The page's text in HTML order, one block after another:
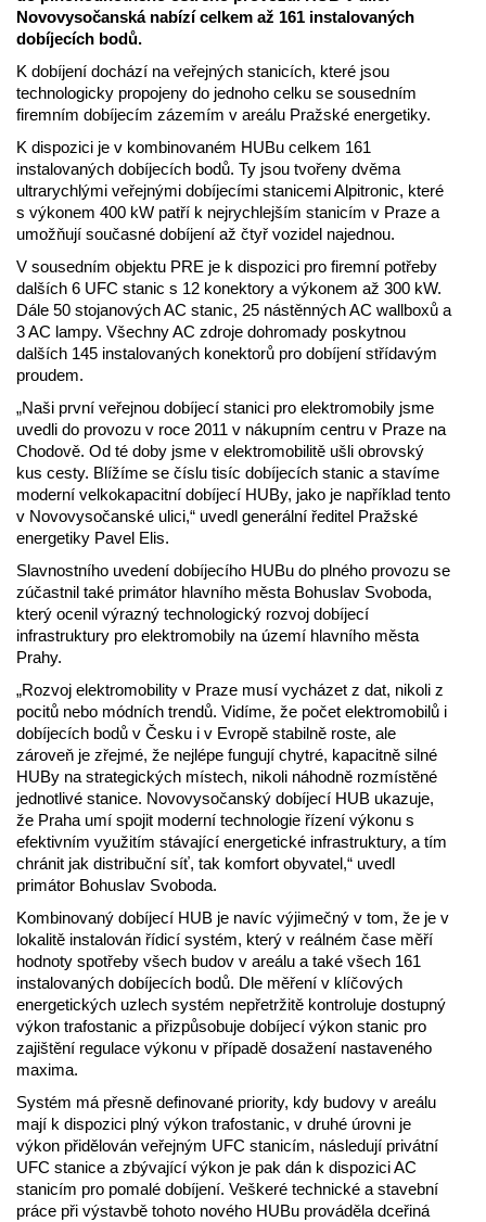
Novovysočanská nabízí celkem až 161 instalovaných
dobíjecích bodů.
K dobíjení dochází na veřejných stanicích, které jsou
technologicky propojeny do jednoho celku se sousedním
firemním dobíjecím zázemím v areálu Pražské energetiky.
K dispozici je v kombinovaném HUBu celkem 161
instalovaných dobíjecích bodů. Ty jsou tvořeny dvěma
ultrarychlými veřejnými dobíjecími stanicemi Alpitronic, které
s výkonem 400 kW patří k nejrychlejším stanicím v Praze a
umožňují současné dobíjení až čtyř vozidel najednou.
V sousedním objektu PRE je k dispozici pro firemní potřeby
dalších 6 UFC stanic s 12 konektory a výkonem až 300 kW.
Dále 50 stojanových AC stanic, 25 nástěnných AC wallboxů a
3 AC lampy. Všechny AC zdroje dohromady poskytnou
dalších 145 instalovaných konektorů pro dobíjení střídavým
proudem.
„Naši první veřejnou dobíjecí stanici pro elektromobily jsme
uvedli do provozu v roce 2011 v nákupním centru v Praze na
Chodově. Od té doby jsme v elektromobilitě ušli obrovský
kus cesty. Blížíme se číslu tisíc dobíjecích stanic a stavíme
moderní velkokapacitní dobíjecí HUBy, jako je například tento
v Novovysočanské ulici,“ uvedl generální ředitel Pražské
energetiky Pavel Elis.
Slavnostního uvedení dobíjecího HUBu do plného provozu se
zúčastnil také primátor hlavního města Bohuslav Svoboda,
který ocenil výrazný technologický rozvoj dobíjecí
infrastruktury pro elektromobily na území hlavního města
Prahy.
„Rozvoj elektromobility v Praze musí vycházet z dat, nikoli z
pocitů nebo módních trendů. Vidíme, že počet elektromobilů i
dobíjecích bodů v Česku i v Evropě stabilně roste, ale
zároveň je zřejmé, že nejlépe fungují chytré, kapacitně silné
HUBy na strategických místech, nikoli náhodně rozmístěné
jednotlivé stanice. Novovysočanský dobíjecí HUB ukazuje,
že Praha umí spojit moderní technologie řízení výkonu s
efektivním využitím stávající energetické infrastruktury, a tím
chránit jak distribuční síť, tak komfort obyvatel,“ uvedl
primátor Bohuslav Svoboda.
Kombinovaný dobíjecí HUB je navíc výjimečný v tom, že je v
lokalitě instalován řídicí systém, který v reálném čase měří
hodnoty spotřeby všech budov v areálu a také všech 161
instalovaných dobíjecích bodů. Dle měření v klíčových
energetických uzlech systém nepřetržitě kontroluje dostupný
výkon trafostanic a přizpůsobuje dobíjecí výkon stanic pro
zajištění regulace výkonu v případě dosažení nastaveného
maxima.
Systém má přesně definované priority, kdy budovy v areálu
mají k dispozici plný výkon trafostanic, v druhé úrovni je
výkon přidělován veřejným UFC stanicím, následují privátní
UFC stanice a zbývající výkon je pak dán k dispozici AC
stanicím pro pomalé dobíjení. Veškeré technické a stavební
práce při výstavbě tohoto nového HUBu prováděla dceřiná